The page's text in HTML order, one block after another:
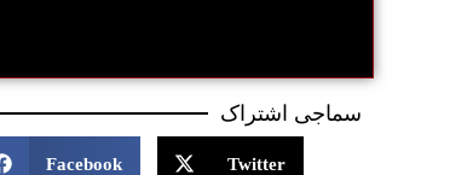
سماجی اشتراک
Facebook Twitter